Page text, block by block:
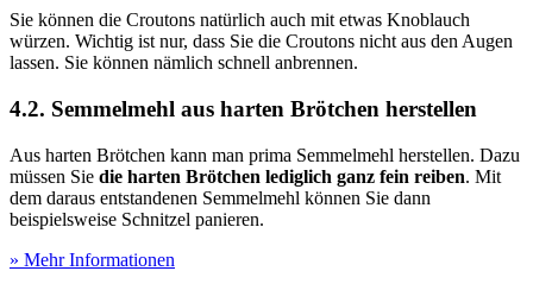
Sie können die Croutons natürlich auch mit etwas Knoblauch
würzen. Wichtig ist nur, dass Sie die Croutons nicht aus den Augen
lassen. Sie können nämlich schnell anbrennen.
4.2. Semmelmehl aus harten Brötchen herstellen
Aus harten Brötchen kann man prima Semmelmehl herstellen. Dazu
müssen Sie die harten Brötchen lediglich ganz fein reiben. Mit
dem daraus entstandenen Semmelmehl können Sie dann
beispielsweise Schnitzel panieren.
» Mehr Informationen